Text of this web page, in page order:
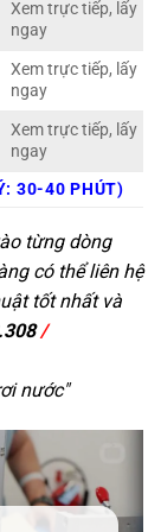
Xem trực tiếp, lấy
ngay
Xem trực tiếp, lấy
ngay
Xem trực tiếp, lấy
ngay
30-40 PHÚT)
từng dòng
có thể liên hệ
tốt nhất và
/
nước"